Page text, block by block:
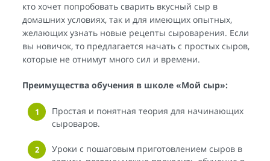
кто хочет попробовать сварить вкусный сыр в
домашних условиях, так и для имеющих опытных,
желающих узнать новые рецепты сыроварения. Если
вы новичок, то предлагается начать с простых сыров,
которые не отнимут много сил и времени.
Преимущества обучения в школе «Мой сыр»:
Простая и понятная теория для начинающих
сыроваров.
Уроки с пошаговым приготовлением сыров в